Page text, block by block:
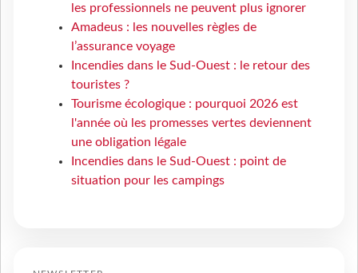
les professionnels ne peuvent plus ignorer
Amadeus : les nouvelles règles de
l’assurance voyage
Incendies dans le Sud-Ouest : le retour des
touristes ?
Tourisme écologique : pourquoi 2026 est
l'année où les promesses vertes deviennent
une obligation légale
Incendies dans le Sud-Ouest : point de
situation pour les campings